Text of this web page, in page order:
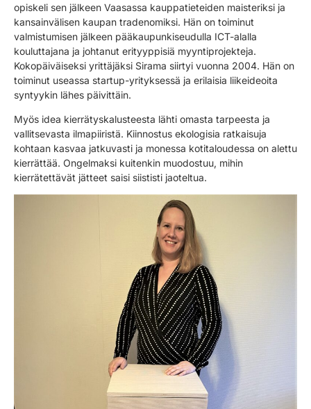
opiskeli sen jälkeen Vaasassa kauppatieteiden maisteriksi ja
kansainvälisen kaupan tradenomiksi. Hän on toiminut
valmistumisen jälkeen pääkaupunkiseudulla ICT-alalla
kouluttajana ja johtanut erityyppisiä myyntiprojekteja.
Kokopäiväiseksi yrittäjäksi Sirama siirtyi vuonna 2004. Hän on
toiminut useassa startup-yrityksessä ja erilaisia liikeideoita
syntyykin lähes päivittäin.
Myös idea kierrätyskalusteesta lähti omasta tarpeesta ja
vallitsevasta ilmapiiristä. Kiinnostus ekologisia ratkaisuja
kohtaan kasvaa jatkuvasti ja monessa kotitaloudessa on alettu
kierrättää. Ongelmaksi kuitenkin muodostuu, mihin
kierrätettävät jätteet saisi siististi jaoteltua.